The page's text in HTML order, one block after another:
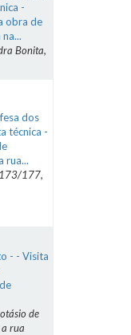
-
obra de
Bonita,
dos
técnica -
rua...
173/177,
- - Visita
de
rua